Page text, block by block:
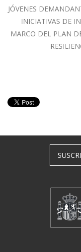
JÓVENES
INICIATIVAS DE
MARCO DEL PLAN